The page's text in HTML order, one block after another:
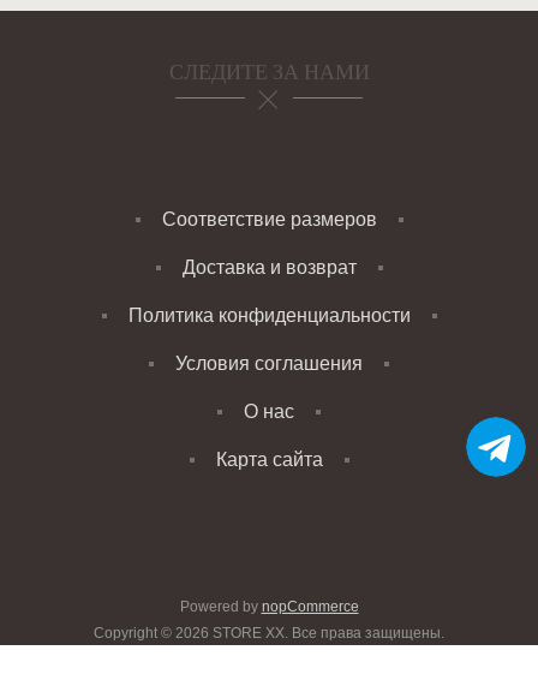
СЛЕДИТЕ ЗА НАМИ
Соответствие размеров
Доставка и возврат
Политика конфиденциальности
Условия соглашения
О нас
Карта сайта
Powered by nopCommerce
Copyright © 2026 STORE XX. Все права защищены.